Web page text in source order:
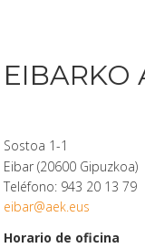
EIBARKO
Sostoa 1-1
Eibar (20600 Gipuzkoa)
Teléfono: 943 20 13 79
eibar@aek.eus
Horario de oficina